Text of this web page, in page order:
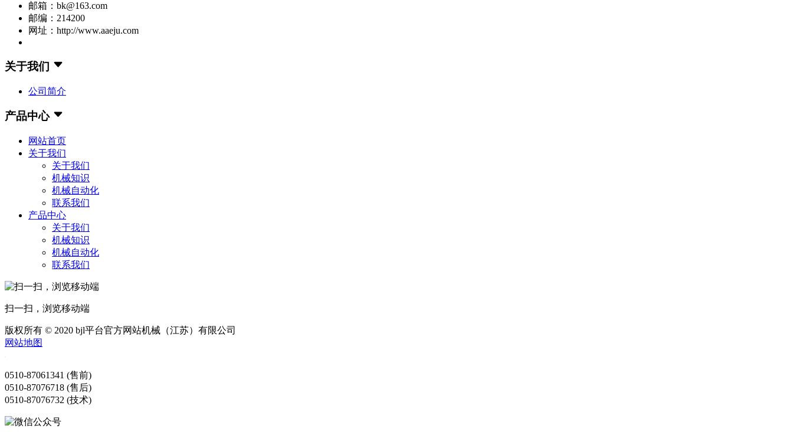
邮箱：bk@163.com
邮编：214200
网址：http://www.aaeju.com
关于我们
公司简介
产品中心
网站首页
关于我们
关于我们
机械知识
机械自动化
联系我们
产品中心
关于我们
机械知识
机械自动化
联系我们
扫一扫，浏览移动端
版权所有 © 2020 bjl平台官方网站机械（江苏）有限公司
网站地图
0510-87061341 (售前)
0510-87076718 (售后)
0510-87076732 (技术)